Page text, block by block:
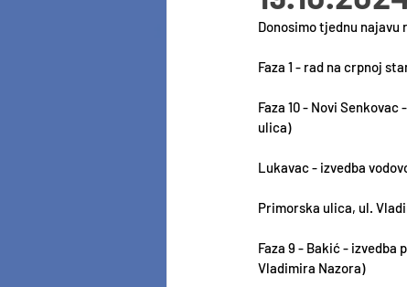
Donosimo tjednu najavu
Faza 1 - rad na crpnoj
Faza 10 - Novi
ulica)
Lukavac - izvedba
Primorska ulica, ul.
Faza 9 - Bakić - izvedba
Vladimira Nazora)